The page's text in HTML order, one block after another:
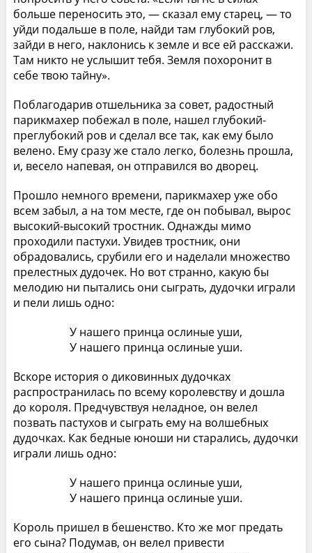
больше переносить это, — сказал ему старец, — то
уйди подальше в поле, найди там глубокий ров,
зайди в него, наклонись к земле и все ей расскажи.
Там никто не услышит тебя. Земля похоронит в
себе твою тайну».
Поблагодарив отшельника за совет, радостный
парикмахер побежал в поле, нашел глубокий-
преглубокий ров и сделал все так, как ему было
велено. Ему сразу же стало легко, болезнь прошла,
и, весело напевая, он отправился во дворец.
Прошло немного времени, парикмахер уже обо
всем забыл, а на том месте, где он побывал, вырос
высокий-высокий тростник. Однажды мимо
проходили пастухи. Увидев тростник, они
обрадовались, срубили его и наделали множество
прелестных дудочек. Но вот странно, какую бы
мелодию ни пытались они сыграть, дудочки играли
и пели лишь одно:
У нашего принца ослиные уши,
У нашего принца ослиные уши.
Вскоре история о диковинных дудочках
распространилась по всему королевству и дошла
до короля. Предчувствуя неладное, он велел
позвать пастухов и сыграть ему на волшебных
дудочках. Как бедные юноши ни старались, дудочки
играли лишь одно:
У нашего принца ослиные уши,
У нашего принца ослиные уши.
Король пришел в бешенство. Кто же мог предать
его сына? Подумав, он велел привести